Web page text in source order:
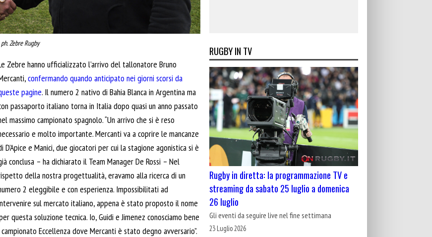
ph. Zebre Rugby
Zebre hanno ufficializzato l’arrivo del tallonatore Bruno
confermando quando anticipato nei giorni scorsi da
pagine. Il numero 2 nativo di Bahia Blanca in Argentina ma
passaporto italiano torna in Italia dopo quasi un anno passato
massimo campionato spagnolo. “Un arrivo che si è reso
e molto importante. Mercanti va a coprire le mancanze
D’Apice e Manici, due giocatori per cui la stagione agonistica si è
conclusa – ha dichiarato il Team Manager De Rossi – Nel
della nostra progettualità, eravamo alla ricerca di un
2 eleggibile e con esperienza. Impossibilitati ad
sul mercato italiano, appena è stato proposto il nome
questa soluzione tecnica. Io, Guidi e Jimenez conosciamo bene
Eccellenza dove Mercanti è stato degno avversario”.
RUGBY IN TV
Rugby in diretta: la programmazione TV e
streaming da sabato 25 luglio a domenica
26 luglio
Gli eventi da seguire live nel fine settimana
23 Luglio 2026